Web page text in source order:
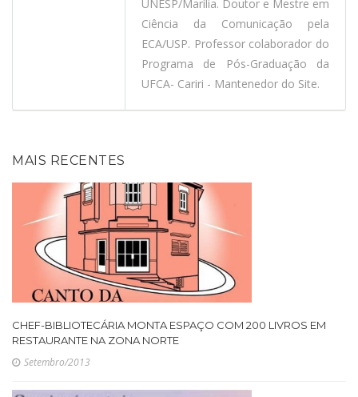
UNESP/Marília. Doutor e Mestre em
Ciência da Comunicação pela
ECA/USP. Professor colaborador do
Programa de Pós-Graduação da
UFCA- Cariri - Mantenedor do Site.
MAIS RECENTES
CHEF-BIBLIOTECÁRIA MONTA ESPAÇO COM 200 LIVROS EM
RESTAURANTE NA ZONA NORTE
Setembro/2013